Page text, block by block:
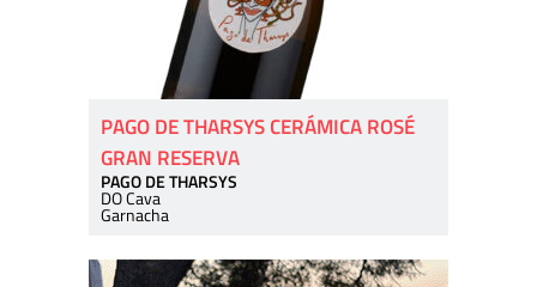
PAGO DE THARSYS CERÁMICA ROSÉ
GRAN RESERVA
PAGO DE THARSYS
DO Cava
Garnacha